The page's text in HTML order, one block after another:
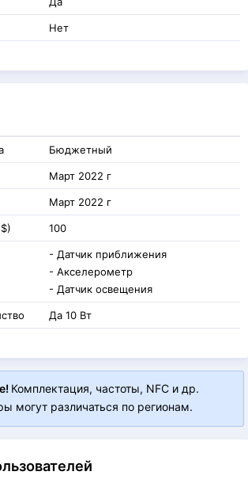
Нет
Бюджетный
Март 2022 г
Март 2022 г
100
- Датчик приближения
- Акселерометр
- Датчик освещения
Да 10 Вт
Комплектация, частоты, NFC и др.
могут различаться по регионам.